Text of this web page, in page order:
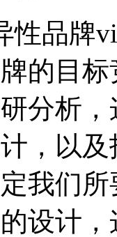
性品牌
的目
分析
，以
我们
设计